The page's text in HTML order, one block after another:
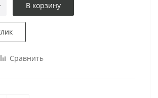
В корзину
Сравнить